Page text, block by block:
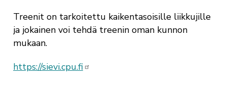
Treenit on tarkoitettu kaikentasoisille liikkujille
ja jokainen voi tehdä treenin oman kunnon
mukaan.
https://sievi.cpu.fi